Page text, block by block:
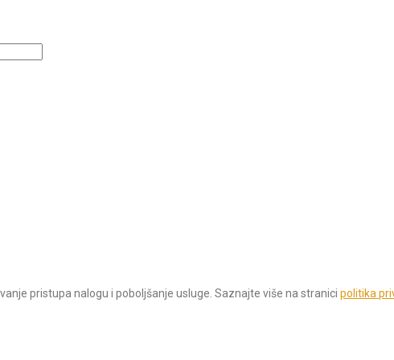
pristupa nalogu i poboljšanje usluge. Saznajte više na stranici politika